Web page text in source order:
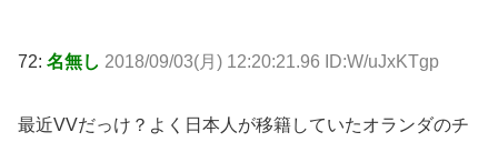
72: 名無し 2018/09/03(月) 12:20:21.96 ID:W/uJxKTgp
最近VVだっけ？よく日本人が移籍していたオランダのチ